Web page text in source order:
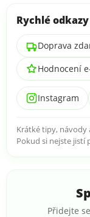
Rychlé
Doprava
Hodnocení
Instagram
Krátké tipy, návody
Pokud si nejste jistí
Přidejte